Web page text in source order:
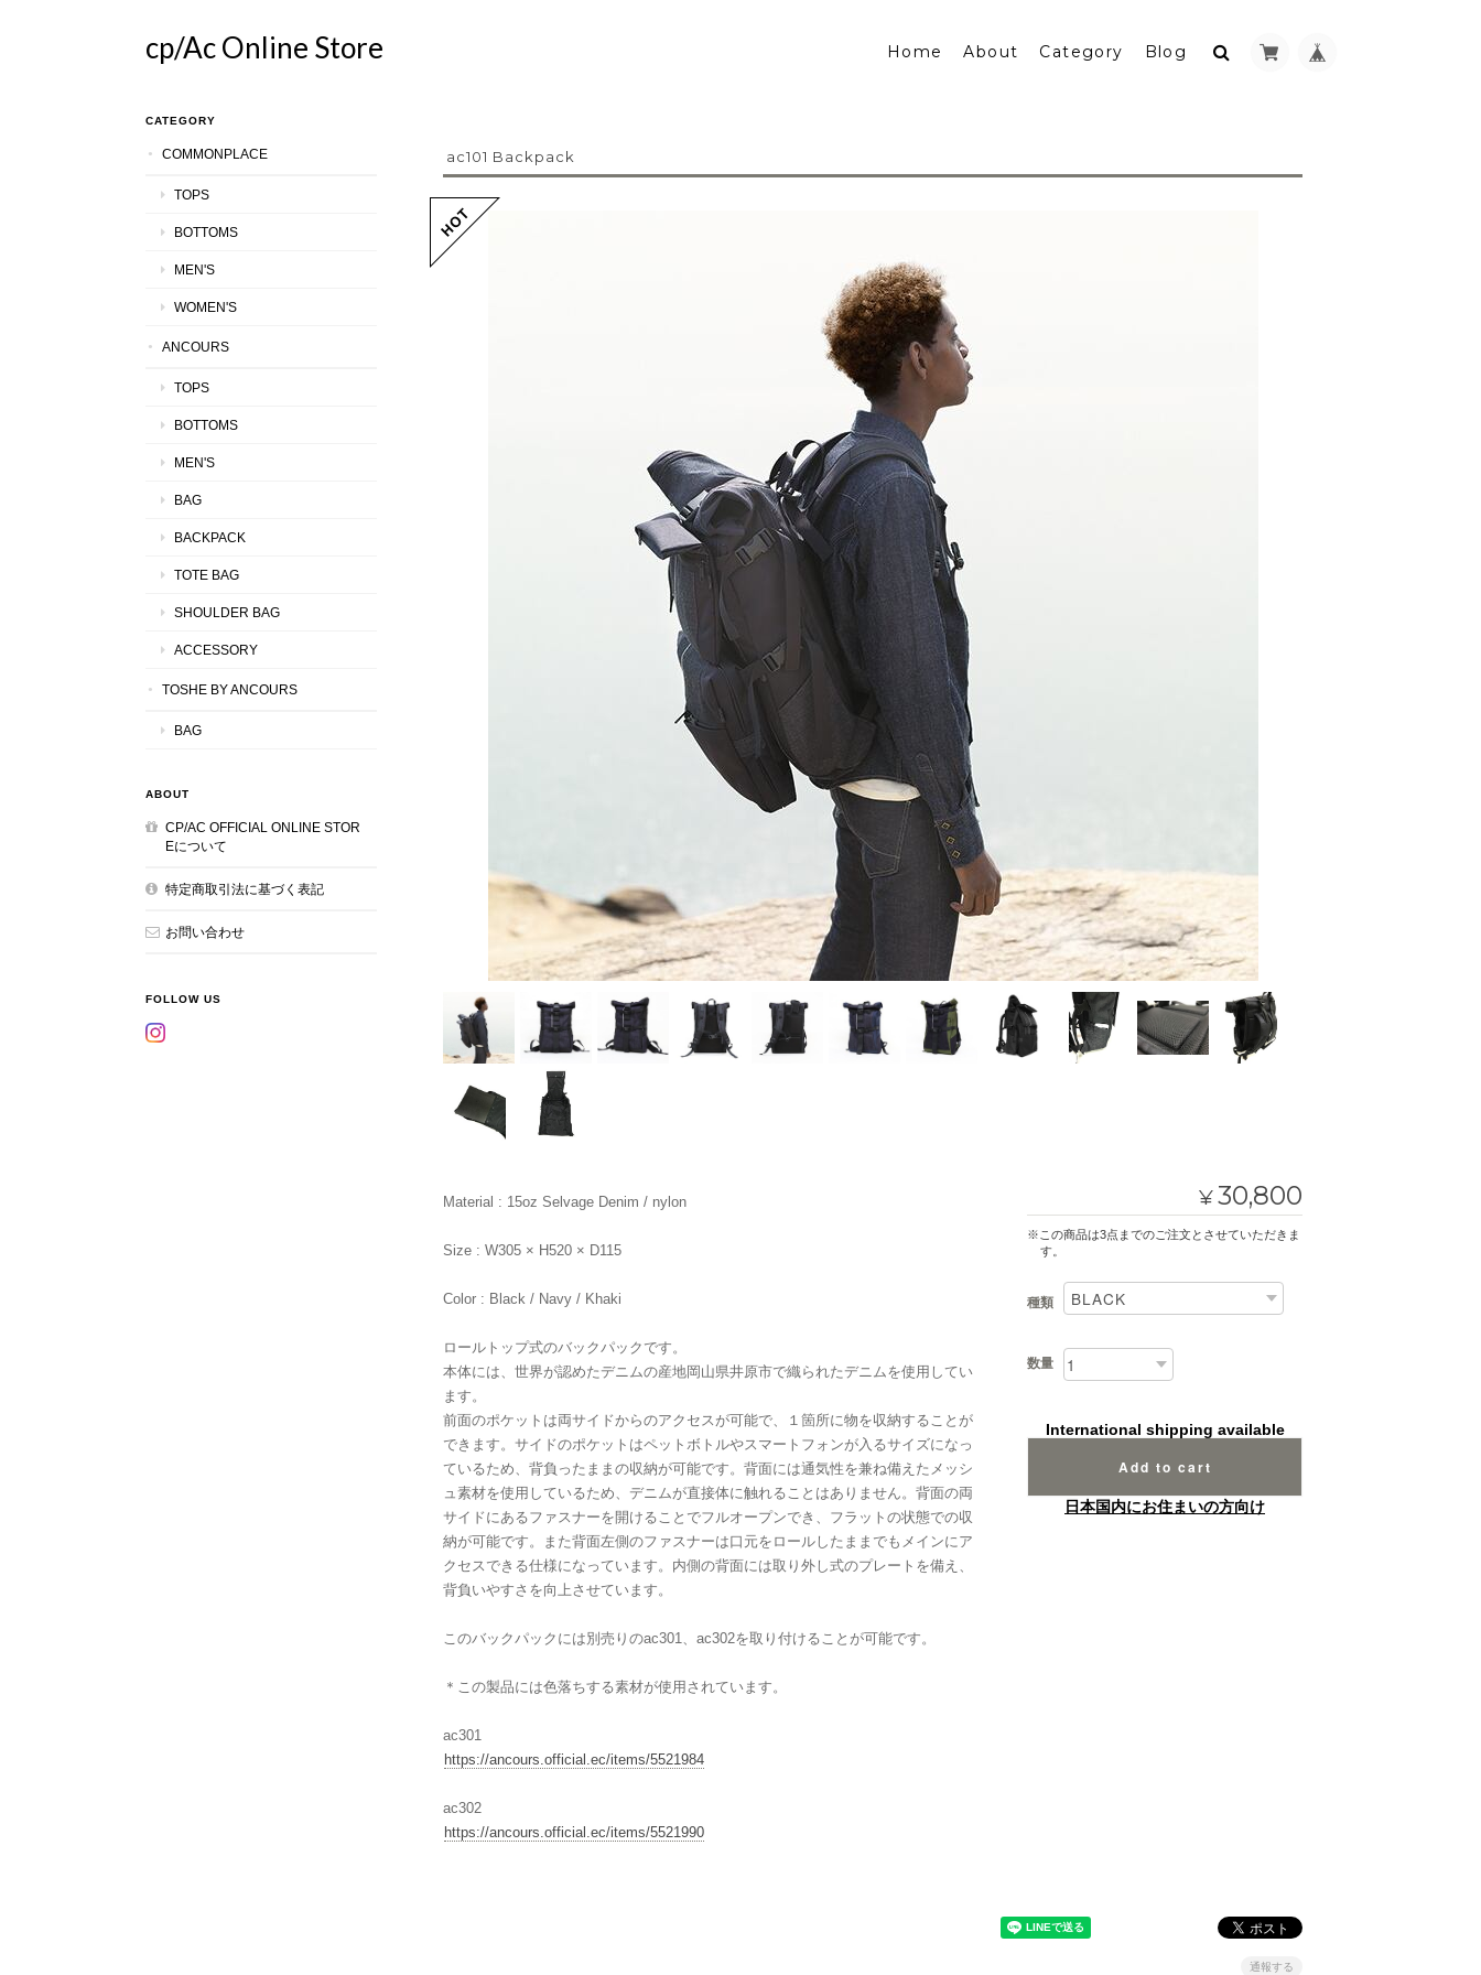
cp/Ac Online Store Home About Category Blog
ac101 Backpack
Material : 15oz Selvage Denim / nylon
Size : W305 × H520 × D115
Color : Black / Navy / Khaki
ロールトップ式のバックパックです。
本体には、世界が認めたデニムの産地岡山県井原市で織られたデニムを使用してい
ます。
前面のポケットは両サイドからのアクセスが可能で、１箇所に物を収納することが
できます。サイドのポケットはペットボトルやスマートフォンが入るサイズになっ
ているため、背負ったままの収納が可能です。背面には通気性を兼ね備えたメッシ
ュ素材を使用しているため、デニムが直接体に触れることはありません。背面の両
サイドにあるファスナーを開けることでフルオープンでき、フラットの状態での収
納が可能です。また背面左側のファスナーは口元をロールしたままでもメインにア
クセスできる仕様になっています。内側の背面には取り外し式のプレートを備え、
背負いやすさを向上させています。
このバックパックには別売りのac301、ac302を取り付けることが可能です。
＊この製品には色落ちする素材が使用されています。
ac301
https://ancours.official.ec/items/5521984
ac302
https://ancours.official.ec/items/5521990
¥30,800
※この商品は3点までのご注文とさせていただきま
す。
種類
数量
International shipping available
Add to cart
日本国内にお住まいの方向け
通報する
CATEGORY
COMMONPLACE
TOPS
BOTTOMS
MEN'S
WOMEN'S
ANCOURS
TOPS
BOTTOMS
MEN'S
BAG
BACKPACK
TOTE BAG
SHOULDER BAG
ACCESSORY
TOSHE BY ANCOURS
BAG
ABOUT
CP/AC OFFICIAL ONLINE STOR
Eについて
特定商取引法に基づく表記
お問い合わせ
FOLLOW US